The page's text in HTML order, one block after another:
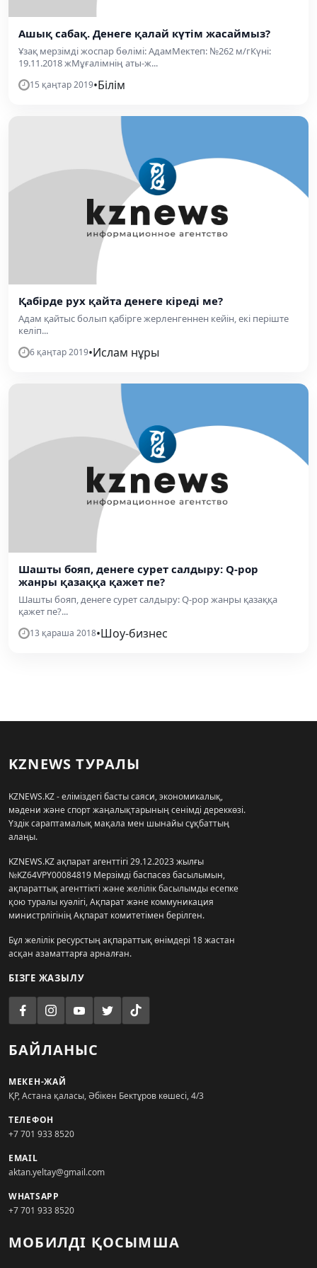
Ашық сабақ. Денеге қалай күтім жасаймыз?
Ұзақ мерзімді жоспар бөлімі: АдамМектеп: №262 м/гКүні:
19.11.2018 жМұғалімнің аты-ж...
15 қаңтар 2019•Білім
Қабірде рух қайта денеге кіреді ме?
Адам қайтыс болып қабірге жерленгеннен кейін, екі періште
келіп...
6 қаңтар 2019•Ислам нұры
Шашты бояп, денеге сурет салдыру: Q-pop
жанры қазаққа қажет пе?
Шашты бояп, денеге сурет салдыру: Q-pop жанры қазаққа
қажет пе?...
13 қараша 2018•Шоу-бизнес
KZNEWS ТУРАЛЫ
KZNEWS.KZ - еліміздегі басты саяси, экономикалық,
мәдени және спорт жаңалықтарының сенімді дереккөзі.
Үздік сараптамалық мақала мен шынайы сұқбаттың
алаңы.
KZNEWS.KZ ақпарат агенттігі 29.12.2023 жылғы
№KZ64VPY00084819 Мерзімді баспасөз басылымын,
ақпараттық агенттікті және желілік басылымды есепке
қою туралы куәлігі, Ақпарат және коммуникация
министрлігінің Ақпарат комитетімен берілген.
Бұл желілік ресурстың ақпараттық өнімдері 18 жастан
асқан азаматтарға арналған.
БІЗГЕ ЖАЗЫЛУ
БАЙЛАНЫС
МЕКЕН-ЖАЙ
ҚР, Астана қаласы, Әбікен Бектұров көшесі, 4/3
ТЕЛЕФОН
+7 701 933 8520
EMAIL
aktan.yeltay@gmail.com
WHATSAPP
+7 701 933 8520
МОБИЛДІ ҚОСЫМША